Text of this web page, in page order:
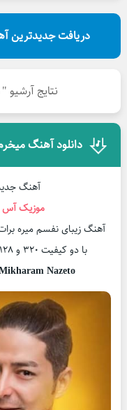
دریافت جدیدترین
نتایج
دانلود آهنگ
آهنگ
موزیک آس
آهنگ زیبای نفسم میره
با دو کیفیت ۳۲۰ و ۱۲۸ همراه متن کامل آهنگ در موزیک آس
Nazeto